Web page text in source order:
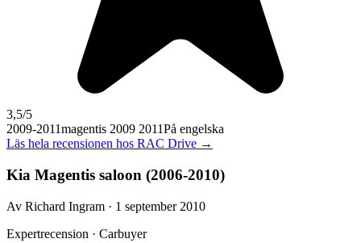
3,5/5
2009-2011magentis 2009 2011På engelska
Läs hela recensionen hos RAC Drive →
Kia Magentis saloon (2006-2010)
Av Richard Ingram · 1 september 2010
Expertrecension · Carbuyer